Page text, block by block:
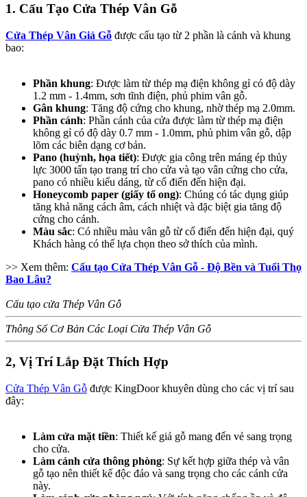
1. Cấu Tạo Cửa Thép Vân Gỗ​
Cửa Thép Vân Giả Gỗ được cấu tạo từ 2 phần là cánh và khung
bao:
Phần khung: Được làm từ thép mạ điện không gỉ có độ dày
1.2 mm - 1.4mm, sơn tĩnh điện, phủ phim vân gỗ.
Gân khung: Tăng độ cứng cho khung, nhờ thép mạ 2.0mm.
Phần cánh: Phần cánh của cửa được làm từ thép mạ điện
không gỉ có độ dày 0.7 mm - 1.0mm, phủ phim vân gỗ, dập
lõm các biên dạng cơ bản.
Pano (huỳnh, họa tiết): Được gia công trên máng ép thủy
lực 3000 tấn tạo trang trí cho cửa và tạo vân cứng cho cửa,
pano có nhiều kiểu dáng, từ cổ điển đến hiện đại.
Honeycomb paper (giấy tổ ong): Chúng có tác dụng giúp
tăng khả năng cách âm, cách nhiệt và đặc biệt gia tăng độ
cứng cho cánh.
Màu sắc: Có nhiều màu vân gỗ từ cổ điển đến hiện đại, quý
Khách hàng có thể lựa chọn theo sở thích của mình.
>> Xem thêm: Cấu tạo Cửa Thép Vân Gỗ - Độ Bền và Tuổi Thọ
Bao Lâu?
Cấu tạo cửa Thép Vân Gỗ
Thông Số Cơ Bản Các Loại Cửa Thép Vân Gỗ
2, Vị Trí Lắp Đặt Thích Hợp​
Cửa Thép Vân Gỗ được KingDoor khuyên dùng cho các vị trí sau
đây:
Làm cửa mặt tiền: Thiết kế giả gỗ mang đến vẻ sang trọng
cho cửa.
Làm cánh cửa thông phòng: Sự kết hợp giữa thép và vân
gỗ tạo nên thiết kế độc đáo và sang trọng cho các cánh cửa
này.